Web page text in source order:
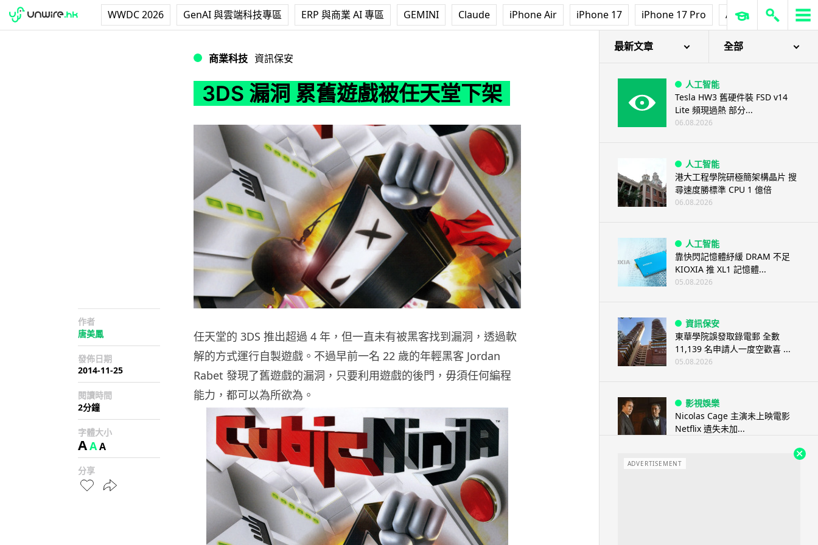
WWDC 2026 GenAI 與雲端科技專區 ERP 與商業 AI 專區 GEMINI Claude iPhone Air iPhone 17 iPhone 17 Pro AirPods Pro 3
商業科技 資訊保安
3DS 漏洞 累舊遊戲被任天堂下架
作者
唐美鳳
發佈日期
2014-11-25
閱讀時間
2分鐘
字體大小
AAA
分享
任天堂的 3DS 推出超過 4 年，但一直未有被黑客找到漏洞，透過軟
解的方式運行自製遊戲。不過早前一名 22 歲的年輕黑客 Jordan
Rabet 發現了舊遊戲的漏洞，只要利用遊戲的後門，毋須任何編程
能力，都可以為所欲為。
最新文章 全部
人工智能
Tesla HW3 舊硬件裝 FSD v14
Lite 頻現過熱 部分...
06.08.2026
人工智能
港大工程學院研極簡架構晶片 搜
尋速度勝標準 CPU 1 億倍
06.08.2026
人工智能
靠快閃記憶體紓緩 DRAM 不足
KIOXIA 推 XL1 記憶體...
05.08.2026
資訊保安
東華學院誤發取錄電郵 全數
11,139 名申請人一度空歡喜 ...
05.08.2026
影視娛樂
Nicolas Cage 主演未上映電影
Netflix 遺失未加...
ADVERTISEMENT